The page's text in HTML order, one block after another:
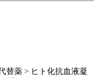
替薬 > ヒト化抗血液凝